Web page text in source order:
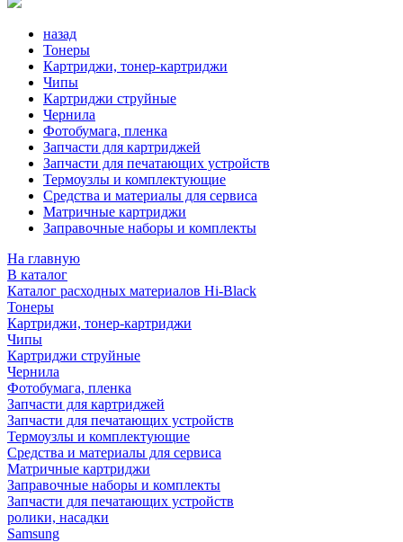
назад
Тонеры
Картриджи, тонер-картриджи
Чипы
Картриджи струйные
Чернила
Фотобумага, пленка
Запчасти для картриджей
Запчасти для печатающих устройств
Термоузлы и комплектующие
Средства и материалы для сервиса
Матричные картриджи
Заправочные наборы и комплекты
На главную
В каталог
Каталог расходных материалов Hi-Black
Тонеры
Картриджи, тонер-картриджи
Чипы
Картриджи струйные
Чернила
Фотобумага, пленка
Запчасти для картриджей
Запчасти для печатающих устройств
Термоузлы и комплектующие
Средства и материалы для сервиса
Матричные картриджи
Заправочные наборы и комплекты
Запчасти для печатающих устройств
ролики, насадки
Samsung